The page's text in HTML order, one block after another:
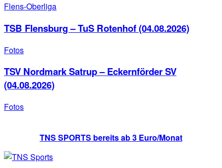
Flens-Oberliga
TSB Flensburg – TuS Rotenhof (04.08.2026)
Fotos
TSV Nordmark Satrup – Eckernförder SV
(04.08.2026)
Fotos
TNS SPORTS bereits ab 3 Euro/Monat